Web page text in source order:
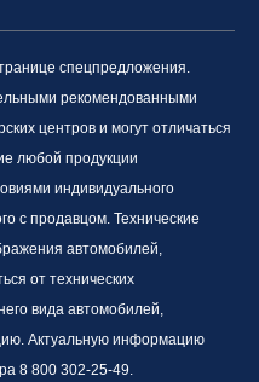
спецпредложения.
рекомендованными
центров и могут отличаться
любой продукции
индивидуального
с продавцом. Технические
автомобилей,
от технических
вида автомобилей,
Актуальную информацию
8 800 302-25-49.